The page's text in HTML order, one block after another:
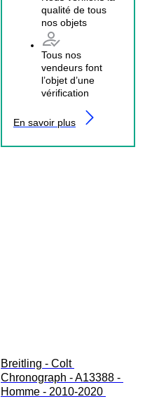
qualité de tous
nos objets
Tous nos
vendeurs font
l’objet d’une
vérification
En savoir plus
Breitling - Colt
Chronograph - A13388 -
Homme - 2010-2020